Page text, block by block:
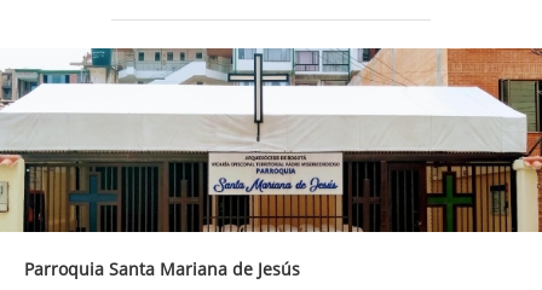
Parroquia Santa Mariana de Jesús